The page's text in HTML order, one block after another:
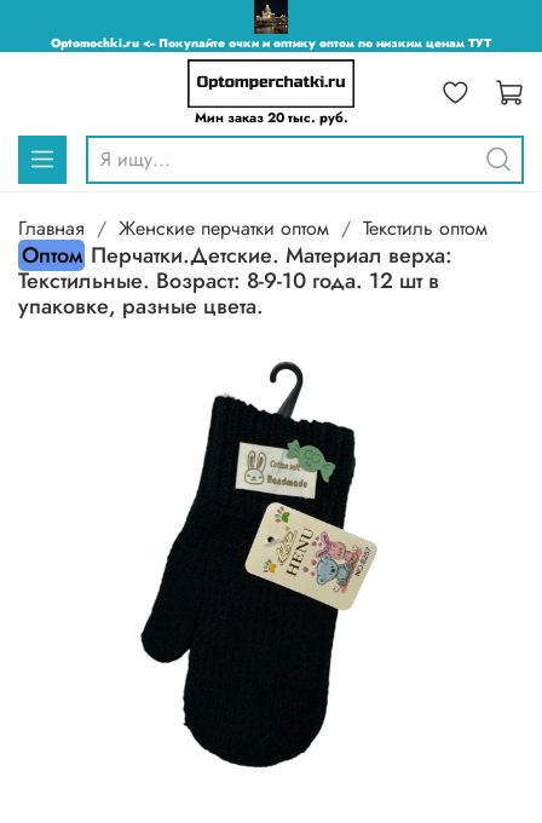
Optomochki.ru <-- Покупайте очки и оптику оптом по низким ценам ТУТ
Мин заказ 20 тыс. руб.
Главная Женские перчатки оптом Текстиль оптом
Оптом Перчатки.Детские. Материал верха:
Текстильные. Возраст: 8-9-10 года. 12 шт в
упаковке, разные цвета.